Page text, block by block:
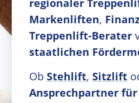
regionaler
Markenliften,
Treppenlift-Berater
staatlichen
Ob Stehlift, Sitzlift
Ansprechpartner